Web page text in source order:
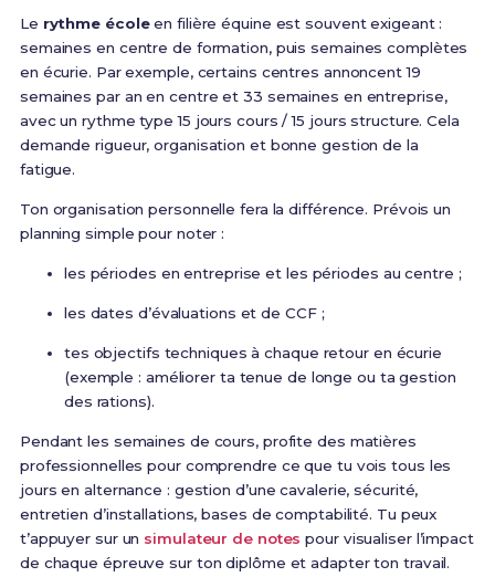
Le rythme écoleen filière équine est souvent exigeant :
semaines en centre de formation, puis semaines complètes
en écurie. Par exemple, certains centres annoncent 19
semaines par an en centre et 33 semaines en entreprise,
avec un rythme type 15 jours cours / 15 jours structure. Cela
demande rigueur, organisation et bonne gestion de la
fatigue.
Ton organisation personnelle fera la différence. Prévois un
planning simple pour noter :
les périodes en entreprise et les périodes au centre ;
les dates d’évaluations et de CCF ;
tes objectifs techniques à chaque retour en écurie
(exemple : améliorer ta tenue de longe ou ta gestion
des rations).
Pendant les semaines de cours, profite des matières
professionnelles pour comprendre ce que tu vois tous les
jours en alternance : gestion d’une cavalerie, sécurité,
entretien d’installations, bases de comptabilité. Tu peux
t’appuyer sur un simulateur de notes pour visualiser l’impact
de chaque épreuve sur ton diplôme et adapter ton travail.